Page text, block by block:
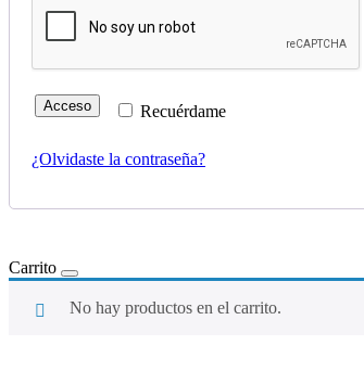
Recuérdame
Acceso
¿Olvidaste la contraseña?
Carrito
No hay productos en el carrito.